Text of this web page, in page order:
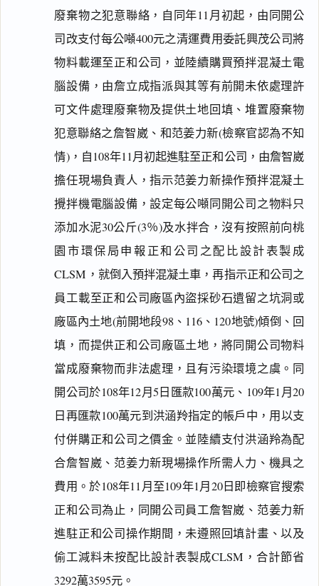
廢棄物之犯意聯絡，自同年11月初起，由同開公
司改支付每公噸400元之清運費用委託興茂公司將
物料載運至正和公司，並陸續購買預拌混凝土電
腦設備，由詹立成指派與其等有前開未依處理許
可文件處理廢棄物及提供土地回填、堆置廢棄物
犯意聯絡之詹智崴、和范姜力新(檢察官認為不知
情)，自108年11月初起進駐至正和公司，由詹智崴
擔任現場負責人，指示范姜力新操作預拌混凝土
攪拌機電腦設備，設定每公噸同開公司之物料只
添加水泥30公斤(3％)及水拌合，沒有按照前向桃
園市環保局申報正和公司之配比設計表製成
CLSM，就倒入預拌混凝土車，再指示正和公司之
員工載至正和公司廠區內盜採砂石遺留之坑洞或
廠區內土地(前開地段98、116、120地號)傾倒、回
填，而提供正和公司廠區土地，將同開公司物料
當成廢棄物而非法處理，且有污染環境之虞。同
開公司於108年12月5日匯款100萬元、109年1月20
日再匯款100萬元到洪涵羚指定的帳戶中，用以支
付併購正和公司之價金。並陸續支付洪涵羚為配
合詹智崴、范姜力新現場操作所需人力、機具之
費用。於108年11月至109年1月20日即檢察官搜索
正和公司為止，同開公司員工詹智崴、范姜力新
進駐正和公司操作期間，未遵照回填計畫、以及
偷工減料未按配比設計表製成CLSM，合計節省
3292萬3595元。